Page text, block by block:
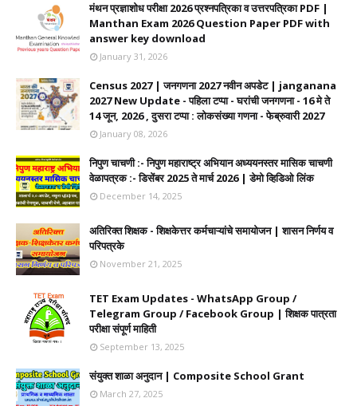
मंथन प्रज्ञाशोध परीक्षा 2026 प्रश्नपत्रिका व उत्तरपत्रिका PDF |
Manthan Exam 2026 Question Paper PDF with
answer key download
January 31, 2026
Census 2027 | जनगणना 2027 नवीन अपडेट | janganana
2027 New Update - पहिला टप्पा - घरांची जनगणना - 16 मे ते
14 जून, 2026 , दुसरा टप्पा : लोकसंख्या गणना - फेब्रुवारी 2027
January 08, 2026
निपुण चाचणी :- निपुण महाराष्ट्र अभियान अध्ययनस्तर मासिक चाचणी
वेळापत्रक :- डिसेंबर 2025 ते मार्च 2026 | डेमो व्हिडिओ लिंक
December 14, 2025
अतिरिक्त शिक्षक - शिक्षकेत्तर कर्मचाऱ्यांचे समायोजन | शासन निर्णय व
परिपत्रके
November 21, 2025
TET Exam Updates - WhatsApp Group /
Telegram Group / Facebook Group | शिक्षक पात्रता
परीक्षा संपूर्ण माहिती
September 13, 2025
संयुक्त शाळा अनुदान | Composite School Grant
March 27, 2025